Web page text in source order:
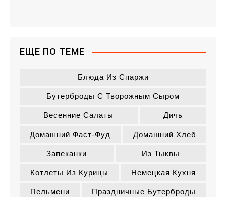
ЕЩЕ ПО ТЕМЕ
Блюда Из Спаржи
Бутерброды С Творожным Сыром
Весенние Салаты Дичь
Домашний Фаст-Фуд Домашний Хлеб
Запеканки Из Тыквы
Котлеты Из Курицы Немецкая Кухня
Пельмени Праздничные Бутерброды